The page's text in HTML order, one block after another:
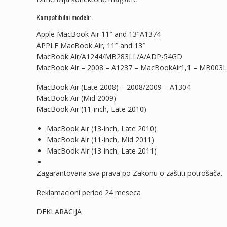
Kompatibilni modeli:
Apple MacBook Air 11″ and 13″A1374
APPLE MacBook Air, 11″ and 13″
MacBook Air/A1244/MB283LL/A/ADP-54GD
MacBook Air – 2008 – A1237 – MacBookAir1,1 –
MacBook Air (Late 2008) – 2008/2009 – A1304
MacBook Air (Mid 2009)
MacBook Air (11-inch, Late 2010)
MacBook Air (13-inch, Late 2010)
MacBook Air (11-inch, Mid 2011)
MacBook Air (13-inch, Late 2011)
Zagarantovana sva prava po Zakonu o zaštiti potrošača.
Reklamacioni period 24 meseca
DEKLARACIJA